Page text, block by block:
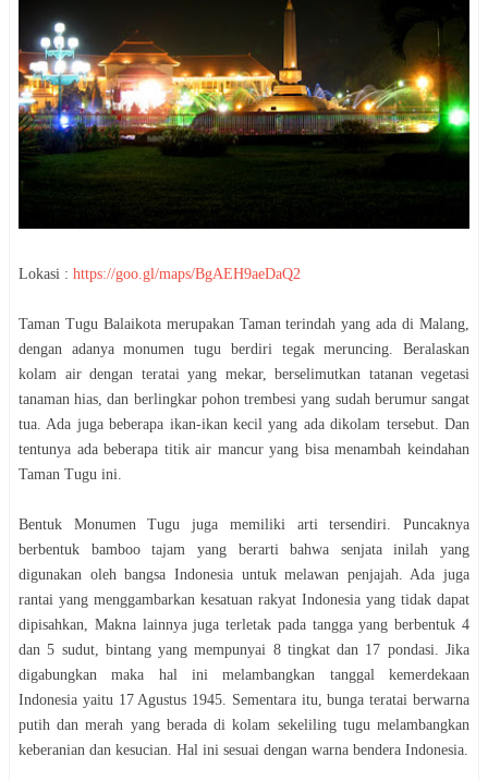
Lokasi : https://goo.gl/maps/BgAEH9aeDaQ2
Taman Tugu Balaikota merupakan Taman terindah yang ada di Malang,
dengan adanya monumen tugu berdiri tegak meruncing. Beralaskan
kolam air dengan teratai yang mekar, berselimutkan tatanan vegetasi
tanaman hias, dan berlingkar pohon trembesi yang sudah berumur sangat
tua. Ada juga beberapa ikan-ikan kecil yang ada dikolam tersebut. Dan
tentunya ada beberapa titik air mancur yang bisa menambah keindahan
Taman Tugu ini.
Bentuk Monumen Tugu juga memiliki arti tersendiri. Puncaknya
berbentuk bamboo tajam yang berarti bahwa senjata inilah yang
digunakan oleh bangsa Indonesia untuk melawan penjajah. Ada juga
rantai yang menggambarkan kesatuan rakyat Indonesia yang tidak dapat
dipisahkan, Makna lainnya juga terletak pada tangga yang berbentuk 4
dan 5 sudut, bintang yang mempunyai 8 tingkat dan 17 pondasi. Jika
digabungkan maka hal ini melambangkan tanggal kemerdekaan
Indonesia yaitu 17 Agustus 1945. Sementara itu, bunga teratai berwarna
putih dan merah yang berada di kolam sekeliling tugu melambangkan
keberanian dan kesucian. Hal ini sesuai dengan warna bendera Indonesia.